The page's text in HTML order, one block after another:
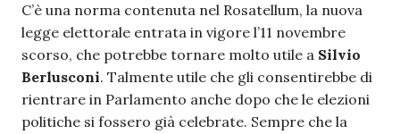
C’è una norma contenuta nel Rosatellum, la nuova
legge elettorale entrata in vigore l’11 novembre
scorso, che potrebbe tornare molto utile a Silvio
Berlusconi. Talmente utile che gli consentirebbe di
rientrare in Parlamento anche dopo che le elezioni
politiche si fossero già celebrate. Sempre che la